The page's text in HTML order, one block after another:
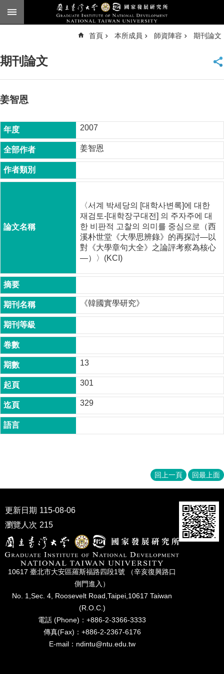
跳到主要內容區塊
臺
頁
公
告
本
所
簡
所
成
士
班
碩
士
班
在
職
專
班
學
術
研
究
期
刊
口
試
專
學
首頁 本所成員 師資陣容 期刊論文
期刊論文
姜智恩
2007
姜智恩
〈서계 박세당의 [대학사변록]에 대한
재검토-[대학장구대전] 의 주자주에 대
한 비판적 고찰의 의미를 중심으로（西
溪朴世堂《大學思辨錄》的再探討―以
對《大學章句大全》之論評考察為核心
―）〉(KCI)
《韓國實學研究》
13
301
329
回上一頁 回最上面
更新日期 115-08-06
瀏覽人次 215
10617 臺北市⼤安區羅斯福路四段1號 （辛亥復興路⼝
側⾨進入）
No. 1,Sec. 4, Roosevelt Road,Taipei,10617 Taiwan
(R.O.C.)
電話 (Phone)：+886-2-3366-3333
傳真(Fax)：+886-2-2367-6176
E-mail：ndintu@ntu.edu.tw